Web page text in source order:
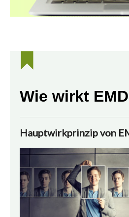
Wie wirkt
Hauptwirkprinzip von